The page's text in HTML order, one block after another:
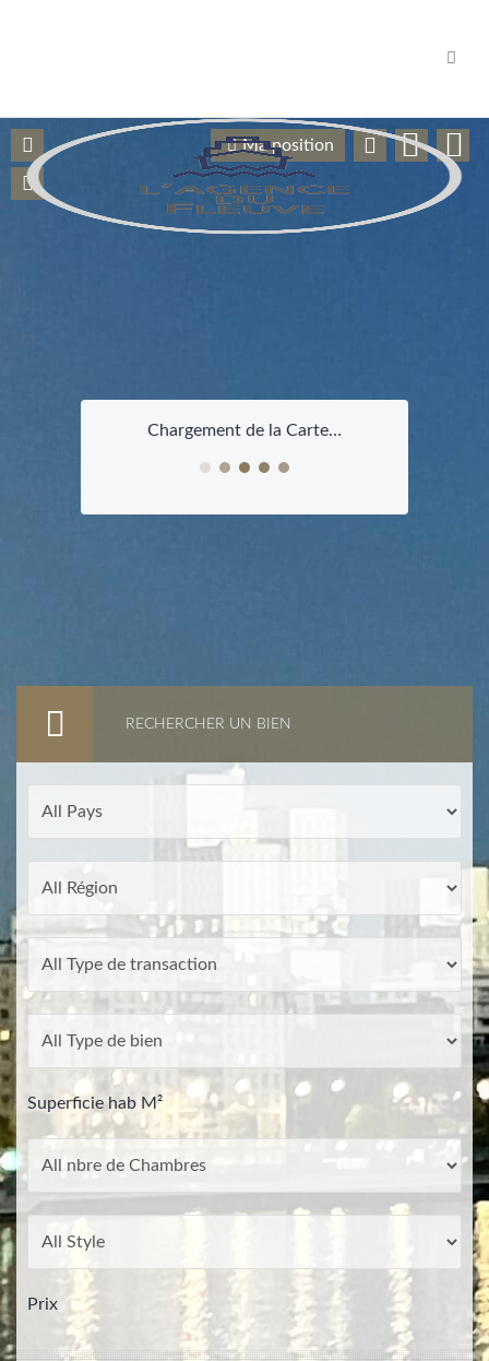
Ma position
Chargement de la Carte…
RECHERCHER UN BIEN
Superficie hab M²
Prix